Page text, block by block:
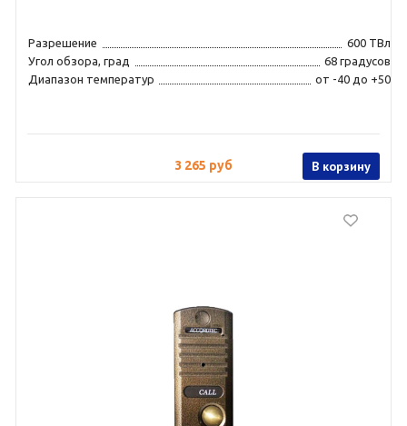
Разрешение
600 ТВл
Угол обзора, град
68 градусов
Диапазон температур
от -40 до +50
3 265 руб В корзину